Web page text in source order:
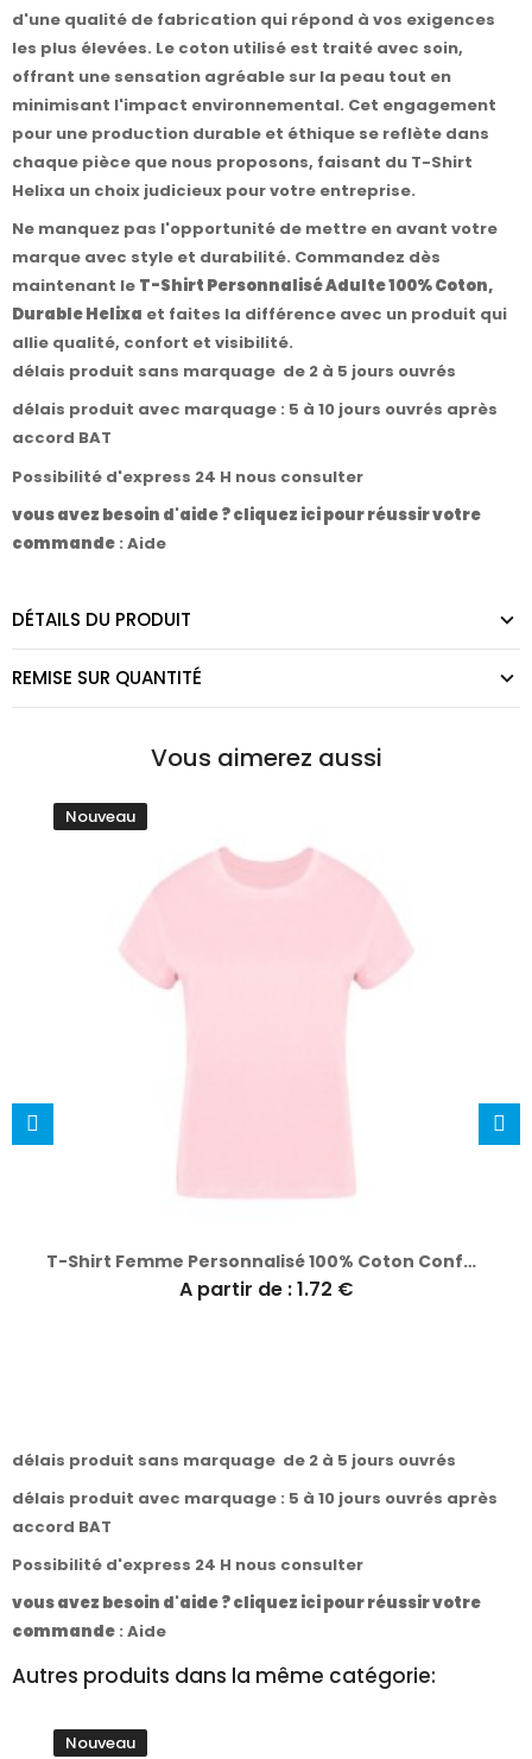
d'une qualité de fabrication qui répond à vos exigences
les plus élevées. Le coton utilisé est traité avec soin,
offrant une sensation agréable sur la peau tout en
minimisant l'impact environnemental. Cet engagement
pour une production durable et éthique se reflète dans
chaque pièce que nous proposons, faisant du T-Shirt
Helixa un choix judicieux pour votre entreprise.
Ne manquez pas l'opportunité de mettre en avant votre
marque avec style et durabilité. Commandez dès
maintenant le T-Shirt Personnalisé Adulte 100% Coton,
Durable Helixa et faites la différence avec un produit qui
allie qualité, confort et visibilité.
délais produit sans marquage de 2 à 5 jours ouvrés
délais produit avec marquage : 5 à 10 jours ouvrés après
accord BAT
Possibilité d'express 24 H nous consulter
vous avez besoin d'aide ? cliquez ici pour réussir votre
commande : Aide
DÉTAILS DU PRODUIT
REMISE SUR QUANTITÉ
Vous aimerez aussi
Nouveau
T-Shirt Femme Personnalisé 100% Coton Confort Optimal Seiyo
A partir de : 1.72 €
délais produit sans marquage de 2 à 5 jours ouvrés
délais produit avec marquage : 5 à 10 jours ouvrés après
accord BAT
Possibilité d'express 24 H nous consulter
vous avez besoin d'aide ? cliquez ici pour réussir votre
commande : Aide
Autres produits dans la même catégorie:
Nouveau